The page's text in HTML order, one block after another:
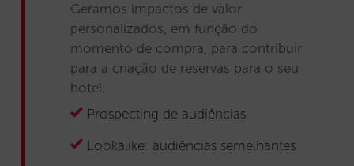
Geramos impactos de valor
personalizados, em função do
momento de compra, para contribuir
para a criação de reservas para o seu
hotel.
Prospecting de audiências
Lookalike: audiências semelhantes